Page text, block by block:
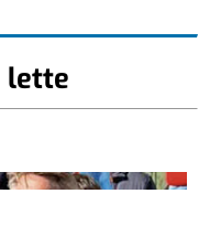
lette